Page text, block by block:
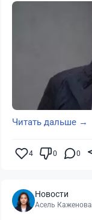
Читать дальше →
4 0 0
Новости
Асель Каженова